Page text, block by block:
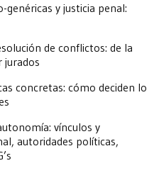
genéricas y justicia penal:
de conflictos: de la
jurados
concretas: cómo deciden lo
vínculos y
autoridades políticas,